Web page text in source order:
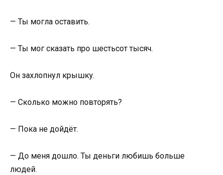
— Ты могла оставить.
— Ты мог сказать про шестьсот тысяч.
Он захлопнул крышку.
— Сколько можно повторять?
— Пока не дойдёт.
— До меня дошло. Ты деньги любишь больше
людей.